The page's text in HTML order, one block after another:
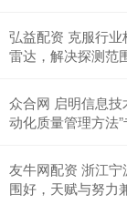
弘益配资 克服行
雷达，解决探测范
众合网 启明信息技
动化质量管理方法
友牛网配资 浙江
围好，天赋与努力